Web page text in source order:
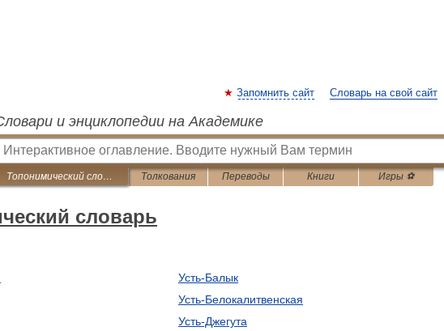
Запомнить сайт Словарь на свой сайт
и энциклопедии на Академике
Топонимический словарь Толкования Переводы Книги Игры ⚽
словарь
Усть-Балык
Усть-Белокалитвенская
Усть-Джегута